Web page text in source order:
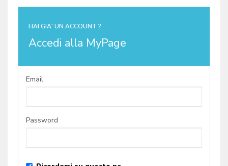
HAI GIA' UN ACCOUNT ?
Accedi alla MyPage
Email
Password